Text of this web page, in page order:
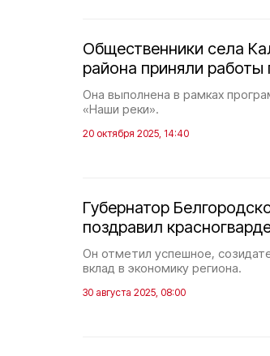
Общественники села
района приняли работы
Она выполнена в рамках
«Наши реки».
20 октября 2025, 14:40
Губернатор
поздравил
Он отметил успешное,
вклад в экономику региона.
30 августа 2025, 08:00